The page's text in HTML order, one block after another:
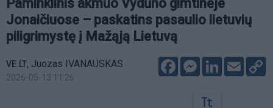
Paminklinis akmuo Vydūno gimtinėje
Jonaičiuose – paskatins pasaulio lietuvių
piligrimystę į Mažąją Lietuvą
VE.LT, Juozas IVANAUSKAS
2026-05-13 11:26
FacebookMessenger
LinkedIn
Email